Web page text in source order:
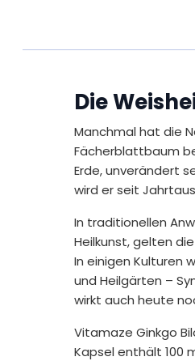
Die
Manchmal hat die
Fächerblattbaum
Erde, unverändert
wird er seit
In traditionellen
Heilkunst, gelten
In einigen Kulturen
und Heilgärten –
wirkt auch heute
Vitamaze Ginkgo
Kapsel enthält 100